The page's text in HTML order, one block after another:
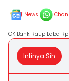
News
OK Bank Raup Laba
Intinya Sih